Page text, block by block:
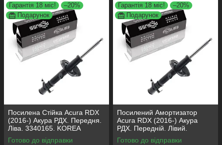
Гарантія 18 міс!
–20%
Подарунок
Посилена Стійка Acura RDX
(2016-) Акура РДХ. Передня.
Ліва. 3340165. KOREA
Аксусс!
Готово до відправки
Гарантія 18 міс!
–20%
Подарунок
Посилений Амортизатор
Acura RDX (2016-) Акура
РДХ. Передній. Лівий.
3340165. KOREA Аксусс!
Готово до відправки